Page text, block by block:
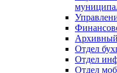
Отдел
Отдел
Отдел